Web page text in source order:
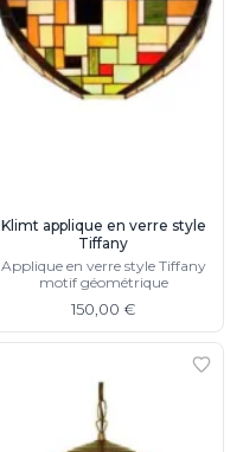
Klimt applique en verre style
Tiffany
Applique en verre style Tiffany
motif géométrique
150,00 €